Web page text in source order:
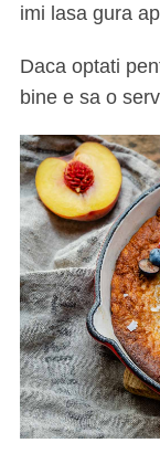
imi lasa gura
Daca optati
bine e sa o